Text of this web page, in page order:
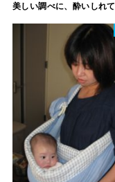
美しい調べに、酔いしれて